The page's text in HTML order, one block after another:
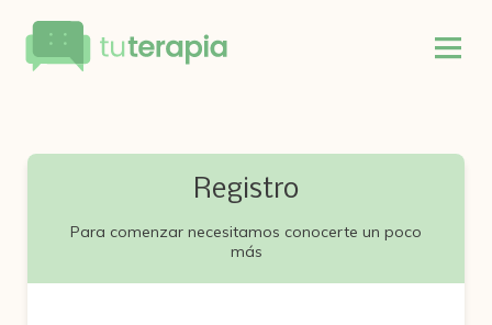
Registro
Para comenzar necesitamos conocerte un poco
más